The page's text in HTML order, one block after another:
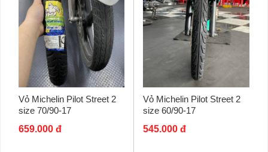
Vỏ Michelin Pilot Street 2
size 70/90-17
659.000 đ
Vỏ Michelin Pilot Street 2
size 60/90-17
545.000 đ